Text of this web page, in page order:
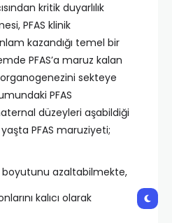
kritik duyarlılık
PFAS klinik
kazandığı temel bir
PFAS’a maruz kalan
sekteye
PFAS
düzeyleri aşabildiği
PFAS maruziyeti;
boyutunu azaltabilmekte,
kalıcı olarak